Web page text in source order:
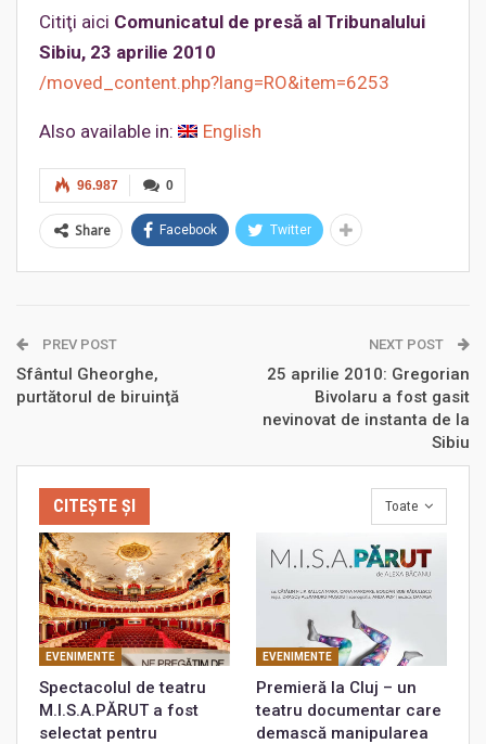
Citiţi aici Comunicatul de presă al Tribunalului
Sibiu, 23 aprilie 2010
/moved_content.php?lang=RO&item=6253
Also available in: English
0
96.987
Share Facebook Twitter
PREV POST
Sfântul Gheorghe,
purtătorul de biruinţă
NEXT POST
25 aprilie 2010: Gregorian
Bivolaru a fost gasit
nevinovat de instanta de la
Sibiu
Toate
CITEȘTE ȘI
EVENIMENTE
Spectacolul de teatru
M.I.S.A.PĂRUT a fost
selectat pentru
EVENIMENTE
Premieră la Cluj – un
teatru documentar care
demască manipularea